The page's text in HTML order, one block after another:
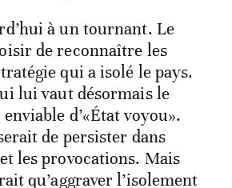
à un tournant. Le
de reconnaître les
qui a isolé le pays.
lui vaut désormais le
d’«État voyou».
de persister dans
les provocations. Mais
qu’aggraver l’isolement